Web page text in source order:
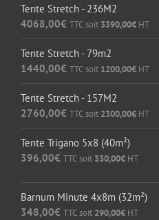
Tente Stretch - 236M2
4068,00€ TTC soit 3390,00€ HT
Tente Stretch - 79m2
1440,00€ TTC soit 1200,00€ HT
Tente Stretch - 157M2
2760,00€ TTC soit 2300,00€ HT
Tente Trigano 5x8 (40m²)
396,00€ TTC soit 330,00€ HT
Barnum Minute 4x8m (32m²)
348,00€ TTC soit 290,00€ HT